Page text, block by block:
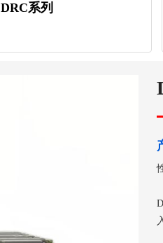
DRC系列